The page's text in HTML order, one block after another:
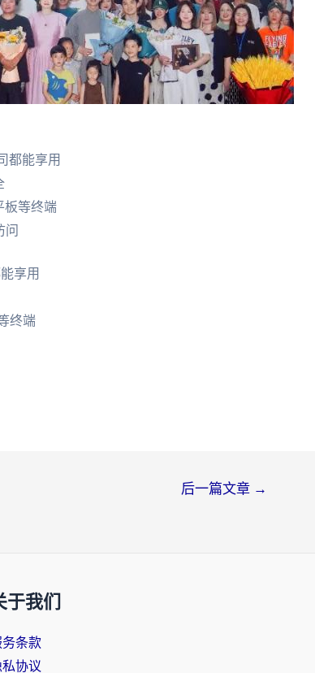
都能享用
板等终端
享用
终端
后一篇文章 →
于我们
务条款
私协议